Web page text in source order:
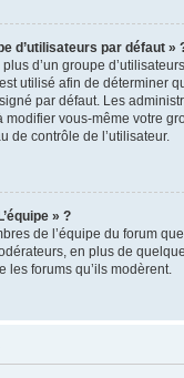
d’utilisateurs par défaut »
d’un groupe
utilisé afin de déterminer
par défaut. Les
vous-même votre
de contrôle de l’utilisateur.
» ?
de l’équipe du forum
en plus de
les forums qu’ils modèrent.